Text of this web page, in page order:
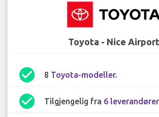
Toyota - Nice Airport
check_circle 8 Toyota-modeller.
check_circle Tilgjengelig fra 6 leverandører